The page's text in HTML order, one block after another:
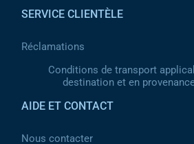
SERVICE CLIENTÈLE
Réclamations
Conditions de transport
destination et en
AIDE ET CONTACT
Nous contacter